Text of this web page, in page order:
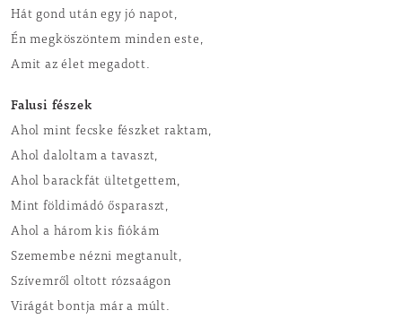
Hát gond után egy jó napot,
Én megköszöntem minden este,
Amit az élet megadott.
Falusi fészek
Ahol mint fecske fészket raktam,
Ahol daloltam a tavaszt,
Ahol barackfát ültetgettem,
Mint földimádó ősparaszt,
Ahol a három kis fiókám
Szemembe nézni megtanult,
Szívemről oltott rózsaágon
Virágát bontja már a múlt.